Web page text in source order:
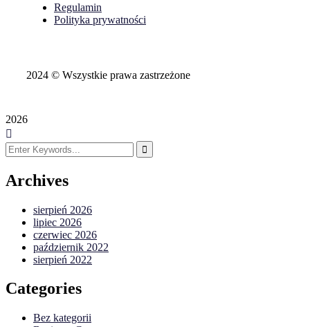
Regulamin
Polityka prywatności
2024 © Wszystkie prawa zastrzeżone
2026
Archives
sierpień 2026
lipiec 2026
czerwiec 2026
październik 2022
sierpień 2022
Categories
Bez kategorii